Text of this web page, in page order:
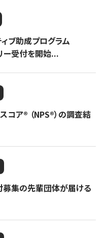
ブ助成プログラム
ー受付を開始...
コア®︎ （NPS®︎）の調査結
募集の先輩団体が届ける